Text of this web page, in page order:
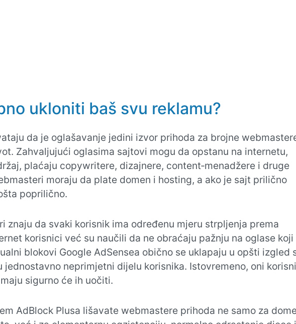
ukloniti baš svu reklamu?
da je oglašavanje jedini izvor prihoda za brojne
Zahvaljujući oglasima sajtovi mogu da opstanu na internetu,
plaćaju copywritere, dizajnere, content‑menadžere i druge
moraju da plate domen i hosting, a ako je sajt prilično
poprilično.
znaju da svaki korisnik ima određenu mjeru strpljenja prema
korisnici već su naučili da ne obraćaju pažnju na oglase koji
blokovi Google AdSensea obično se uklapaju u opšti izgled
jednostavno neprimjetni dijelu korisnika. Istovremeno, oni
sigurno će ih uočiti.
AdBlock Plusa lišavate webmastere prihoda ne samo za